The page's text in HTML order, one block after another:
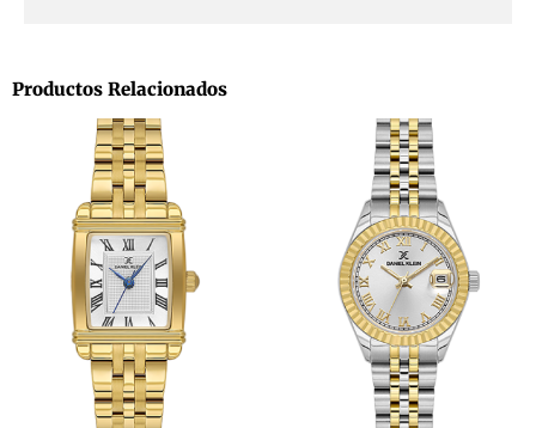
Productos Relacionados